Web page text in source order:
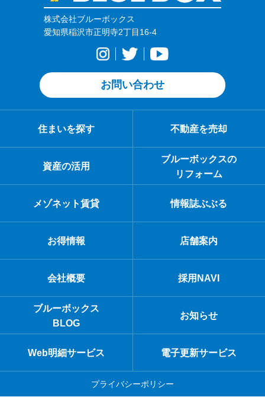
株式会社ブルーボックス
愛知県稲沢市正明寺2丁目16-4
お問い合わせ
住まいを探す 不動産を売却
資産の活用
ブルーボックスの
リフォーム
メゾネット賃貸 情報誌ぶぶる
お得情報 店舗案内
会社概要 採用NAVI
ブルーボックス
BLOG
お知らせ
Web明細サービス 電子更新サービス
プライバシーポリシー